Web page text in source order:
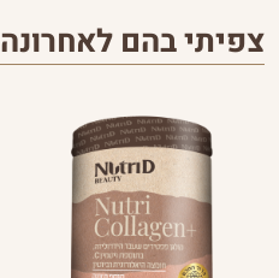
צפיתי בהם לאחרונה